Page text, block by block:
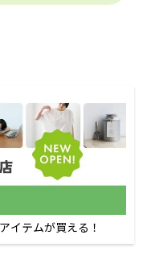
イテムが買える！